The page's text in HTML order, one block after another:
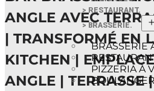
> RESTAURANT.
> BRASSERIE.
BRASSERIE
PIZZERIA À
ANGLE AVEC
| TRANSFORMÉ EN
KITCHEN |
ANGLE | TERRASSE